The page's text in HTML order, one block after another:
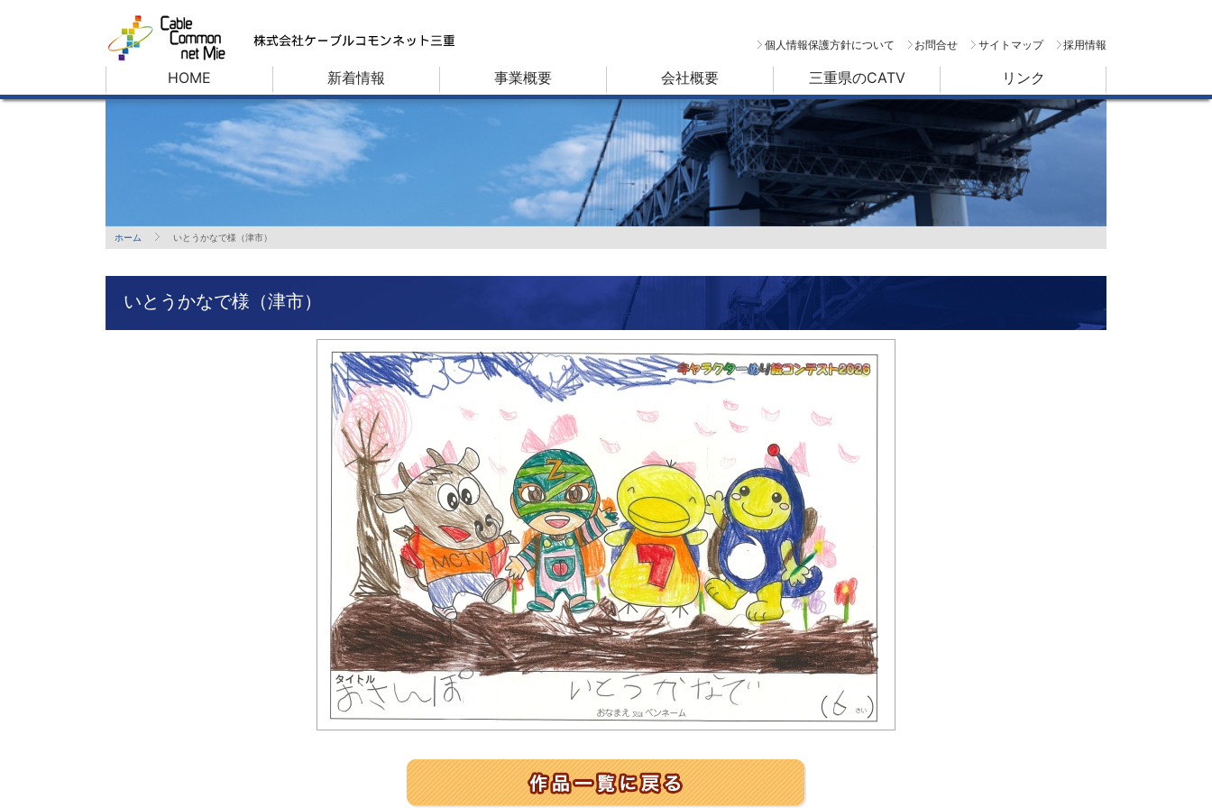
個人情報保護方針について お問合せ サイトマップ 採用情報
HOME 新着情報 事業概要 会社概要 三重県のCATV リンク
ホーム いとうかなで様（津市）
いとうかなで様（津市）